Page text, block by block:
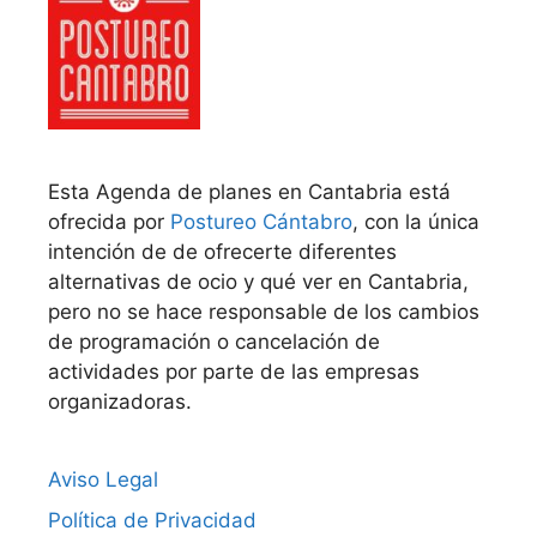
Esta Agenda de planes en Cantabria está
ofrecida por Postureo Cántabro, con la única
intención de de ofrecerte diferentes
alternativas de ocio y qué ver en Cantabria,
pero no se hace responsable de los cambios
de programación o cancelación de
actividades por parte de las empresas
organizadoras.
Aviso Legal
Política de Privacidad